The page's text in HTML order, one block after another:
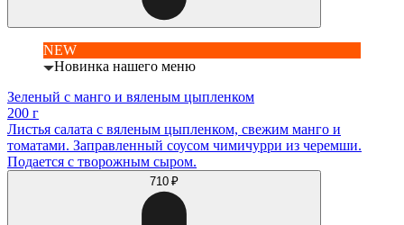
NEW
Новинка нашего меню
Зеленый с манго и вяленым цыпленком
200 г
Листья салата с вяленым цыпленком, свежим манго и
томатами. Заправленный соусом чимичурри из черемши.
Подается с творожным сыром.
710 ₽